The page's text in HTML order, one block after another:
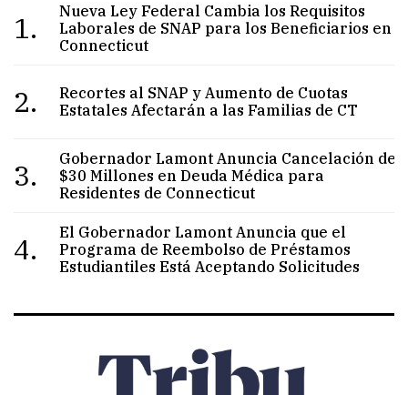
1.
Nueva Ley Federal Cambia los Requisitos
Laborales de SNAP para los Beneficiarios en
Connecticut
2.
Recortes al SNAP y Aumento de Cuotas
Estatales Afectarán a las Familias de CT
3.
Gobernador Lamont Anuncia Cancelación de
$30 Millones en Deuda Médica para
Residentes de Connecticut
4.
El Gobernador Lamont Anuncia que el
Programa de Reembolso de Préstamos
Estudiantiles Está Aceptando Solicitudes